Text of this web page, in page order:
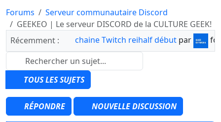
Forums
Serveur communautaire Discord
GEEKEO | Le serveur DISCORD de la CULTURE GEEK!
Récemment :
chaine Twitch reihalf début par
TOUS LES SUJETS
RÉPONDRE NOUVELLE DISCUSSION